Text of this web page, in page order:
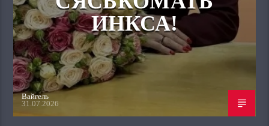
ИНКСА!
Вайгель
31.07.2026